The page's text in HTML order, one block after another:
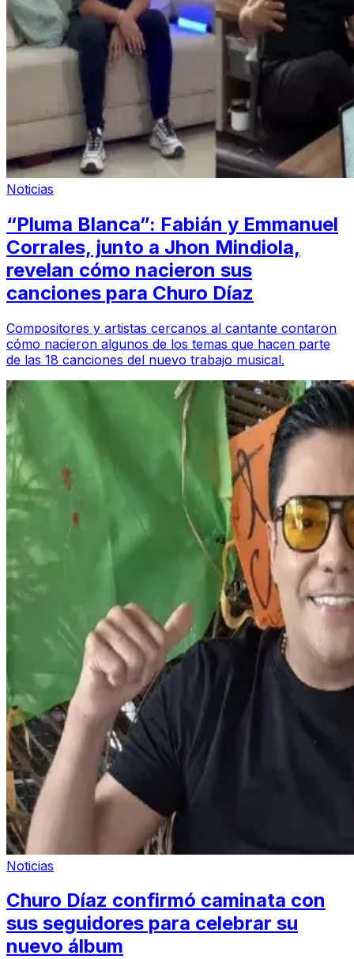
Noticias
“Pluma Blanca”: Fabián y Emmanuel
Corrales, junto a Jhon Mindiola,
revelan cómo nacieron sus
canciones para Churo Díaz
Compositores y artistas cercanos al cantante contaron
cómo nacieron algunos de los temas que hacen parte
de las 18 canciones del nuevo trabajo musical.
Noticias
Churo Díaz confirmó caminata con
sus seguidores para celebrar su
nuevo álbum